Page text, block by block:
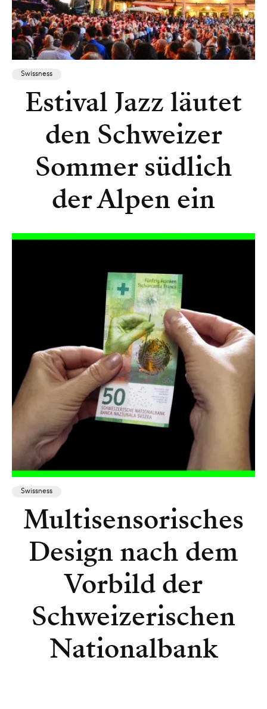
Swissness
Estival Jazz läutet
den Schweizer
Sommer südlich
der Alpen ein
Swissness
Multisensorisches
Design nach dem
Vorbild der
Schweizerischen
Nationalbank